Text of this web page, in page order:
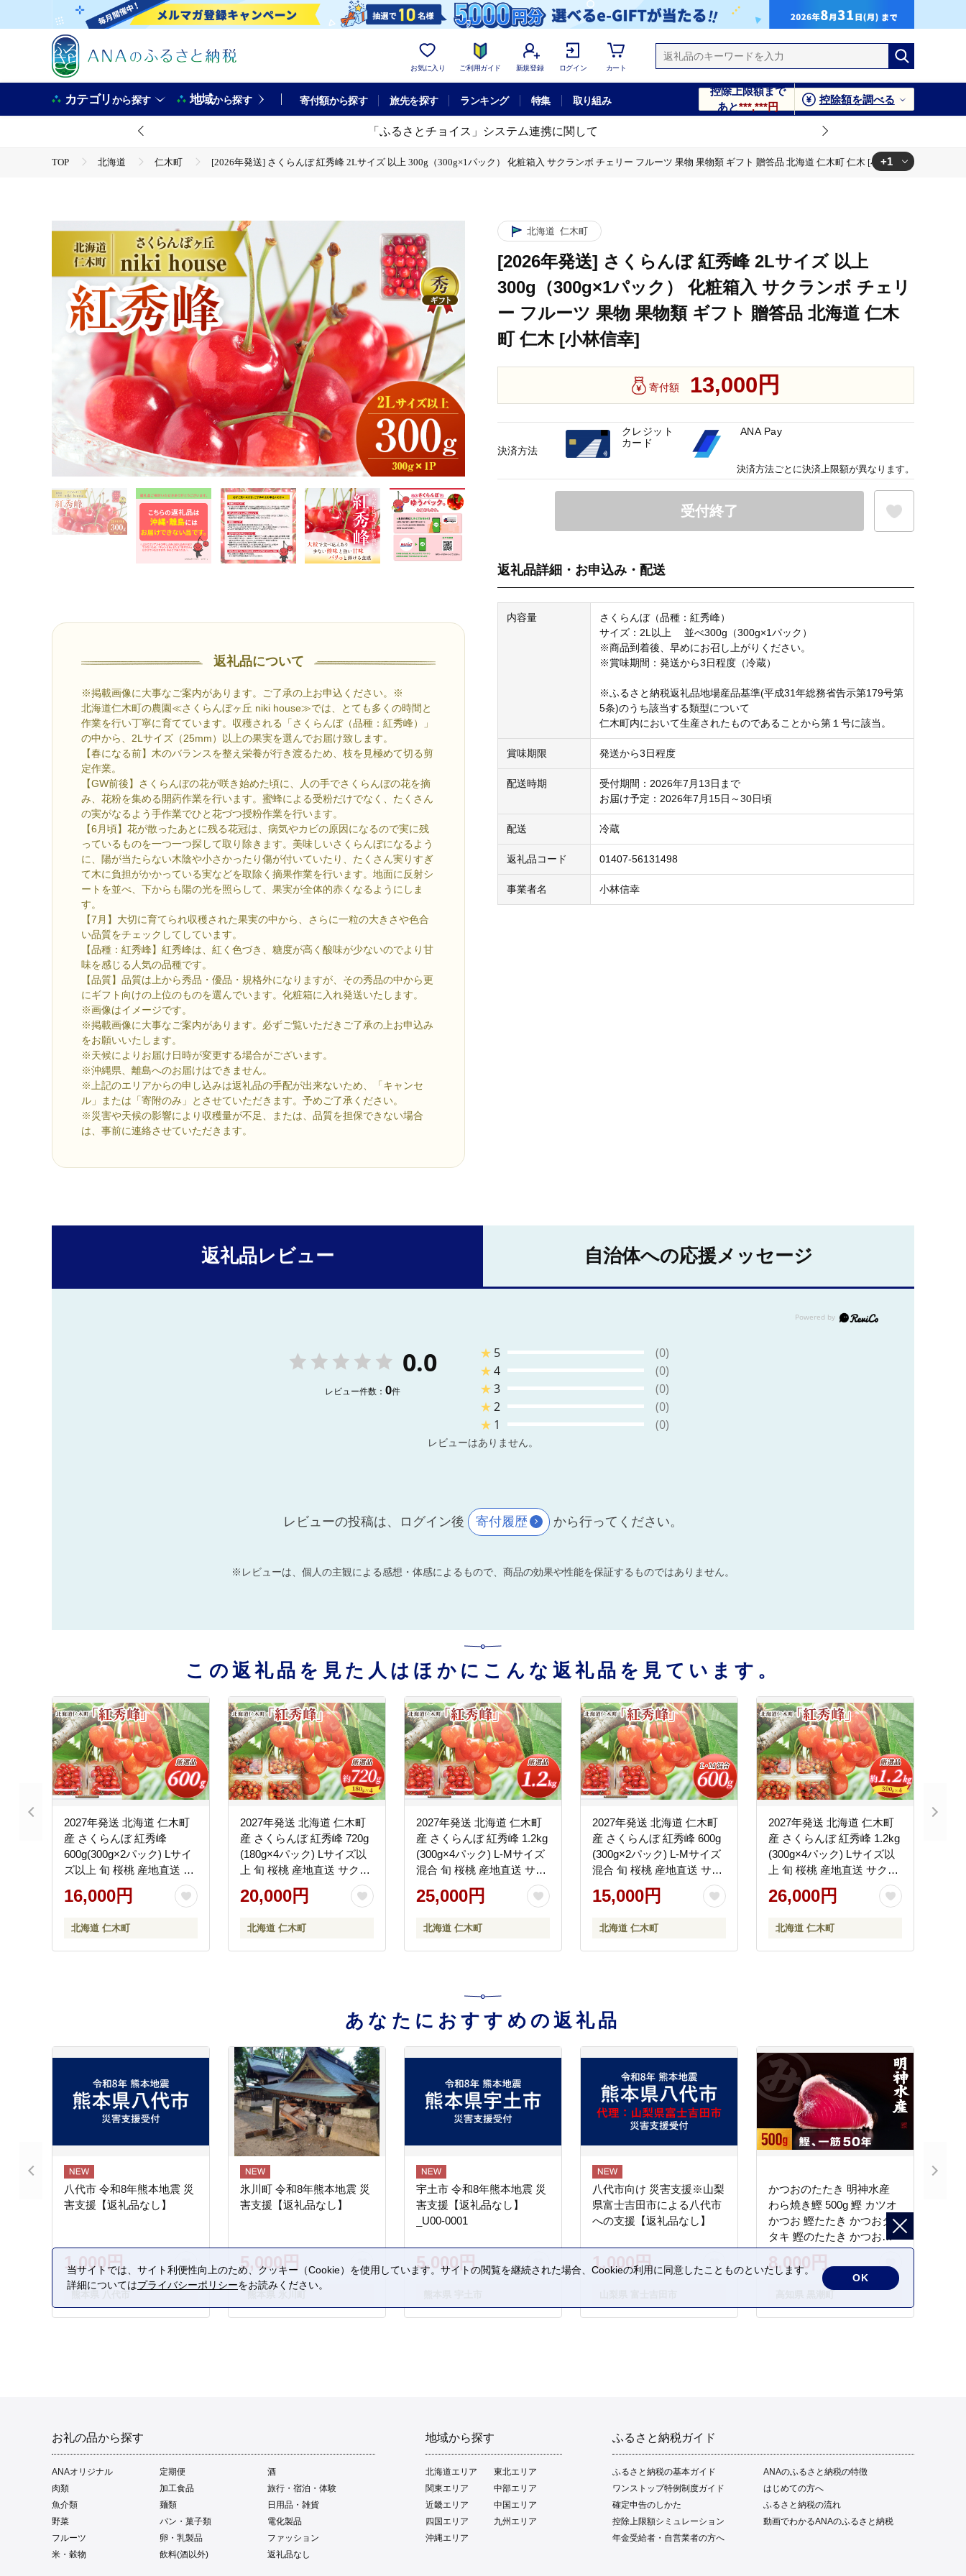
お気に入り ご利用ガイド 新規登録 ログイン カート
カテゴリから探す 地域から探す 寄付額から探す 旅先を探す ランキング 特集 取り組み
控除上限額まで
あと***,***円
控除額を調べる
「ふるさとチョイス」システム連携に関して
TOP 北海道 仁木町
[2026年発送] さくらんぼ 紅秀峰 2Lサイズ 以上 300g（300g×1パック） 化粧箱入 サクランボ チェリー フルーツ 果物 果物類 ギフト 贈答品 北海道 仁木町 仁木 [小林信幸]
+1
返礼品について
※掲載画像に大事なご案内があります。ご了承の上お申込ください。※
北海道仁木町の農園≪さくらんぼヶ丘 niki house≫では、とても多くの時間と
作業を行い丁寧に育てています。収穫される「さくらんぼ（品種：紅秀峰）」
の中から、2Lサイズ（25mm）以上の果実を選んでお届け致します。
【春になる前】木のバランスを整え栄養が行き渡るため、枝を見極めて切る剪
定作業。
【GW前後】さくらんぼの花が咲き始めた頃に、人の手でさくらんぼの花を摘
み、花粉を集める開葯作業を行います。蜜蜂による受粉だけでなく、たくさん
の実がなるよう手作業でひと花づつ授粉作業を行います。
【6月頃】花が散ったあとに残る花冠は、病気やカビの原因になるので実に残
っているものを一つ一つ探して取り除きます。美味しいさくらんぼになるよう
に、陽が当たらない木陰や小さかったり傷が付いていたり、たくさん実りすぎ
て木に負担がかかっている実などを取除く摘果作業を行います。地面に反射シ
ートを並べ、下からも陽の光を照らして、果実が全体的赤くなるようにしま
す。
【7月】大切に育てられ収穫された果実の中から、さらに一粒の大きさや色合
い品質をチェックしてしています。
【品種：紅秀峰】紅秀峰は、紅く色づき、糖度が高く酸味が少ないのでより甘
味を感じる人気の品種です。
【品質】品質は上から秀品・優品・規格外になりますが、その秀品の中から更
にギフト向けの上位のものを選んでいます。化粧箱に入れ発送いたします。
※画像はイメージです。
※掲載画像に大事なご案内があります。必ずご覧いただきご了承の上お申込み
をお願いいたします。
※天候によりお届け日時が変更する場合がございます。
※沖縄県、離島へのお届けはできません。
※上記のエリアからの申し込みは返礼品の手配が出来ないため、「キャンセ
ル」または「寄附のみ」とさせていただきます。予めご了承ください。
※災害や天候の影響により収穫量が不足、または、品質を担保できない場合
は、事前に連絡させていただきます。
北海道 仁木町
[2026年発送] さくらんぼ 紅秀峰 2Lサイズ 以上
300g（300g×1パック） 化粧箱入 サクランボ チェリ
ー フルーツ 果物 果物類 ギフト 贈答品 北海道 仁木
町 仁木 [小林信幸]
寄付額 13,000円
受付終了
返礼品詳細・お申込み・配送
内容量
さくらんぼ（品種：紅秀峰）
サイズ：2L以上 並べ300g（300g×1パック）
※商品到着後、早めにお召し上がりください。
※賞味期間：発送から3日程度（冷蔵）
※ふるさと納税返礼品地場産品基準(平成31年総務省告示第179号第
5条)のうち該当する類型について
仁木町内において生産されたものであることから第１号に該当。
賞味期限 発送から3日程度
配送時期
受付期間：2026年7月13日まで
お届け予定：2026年7月15日～30日頃
配送 冷蔵
返礼品コード 01407-56131498
事業者名 小林信幸
決済方法
クレジット
カード
ANA Pay
決済方法ごとに決済上限額が異なります。
返礼品レビュー 自治体への応援メッセージ
0.0
レビュー件数： 0件
★ 5
(0)
★4
(0)
★3
(0)
★2
(0)
★ 1 (0)
レビューはありません。
レビューの投稿は、ログイン後 寄付履歴 から行ってください。
※レビューは、個人の主観による感想・体感によるもので、商品の効果や性能を保証するものではありません。
この返礼品を見た人はほかにこんな返礼品を見ています。
2027年発送 北海道 仁木町
産 さくらんぼ 紅秀峰
600g(300g×2パック) Lサイ
ズ以上 旬 桜桃 産地直送 サ
クランボ チェリー フルー
ツ 果物 果物類 仁木町 仁木
16,000円
北海道 仁木町
2027年発送 北海道 仁木町
産 さくらんぼ 紅秀峰 720g
(180g×4パック) Lサイズ以
上 旬 桜桃 産地直送 サクラ
ンボ チェリー フルーツ 果
物 果物類 仁木町 仁木 [松山
20,000円
北海道 仁木町
2027年発送 北海道 仁木町
産 さくらんぼ 紅秀峰 1.2kg
(300g×4パック) L-Mサイズ
混合 旬 桜桃 産地直送 サク
ランボ チェリー フルーツ
果物 果物類 仁木町 仁木 [松
25,000円
北海道 仁木町
2027年発送 北海道 仁木町
産 さくらんぼ 紅秀峰 600g
(300g×2パック) L-Mサイズ
混合 旬 桜桃 産地直送 サク
ランボ チェリー フルーツ
果物 果物類 仁木町 仁木 [松
15,000円
北海道 仁木町
2027年発送 北海道 仁木町
産 さくらんぼ 紅秀峰 1.2kg
(300g×4パック) Lサイズ以
上 旬 桜桃 産地直送 サクラ
ンボ チェリー フルーツ 果
物 果物類 仁木町 仁木 [松山
26,000円
北海道 仁木町
あなたにおすすめの返礼品
八代市 令和8年熊本地震 災
害支援【返礼品なし】
1,000円
氷川町 令和8年熊本地震 災
害支援【返礼品なし】
5,000円
宇土市 令和8年熊本地震 災
害支援【返礼品なし】
_U00-0001
5,000円
八代市向け 災害支援※山梨
県富士吉田市による八代市
への支援【返礼品なし】
1,000円
かつおのたたき 明神水産
わら焼き鰹 500g 鰹 カツオ
かつお 鰹たたき かつおタ
タキ 鰹のたたき かつおの
タタキ 藁焼き わら焼き 魚
さかな 海鮮 刺身 お刺身 冷
凍 ご家庭用 グルメ 特産品
フト 贈答品 人気 返礼品 ふ
8,000円
お礼の品から探す
ANAオリジナル 定期便
酒
肉類
加工食品
旅行・宿泊・体験
魚介類
麺類
日用品・雑貨
野菜
パン・菓子類
電化製品
フルーツ
卵・乳製品
ファッション
米・穀物
飲料(酒以外) 返礼品なし
地域から探す
北海道エリア
東北エリア
関東エリア
中部エリア
近畿エリア
中国エリア
四国エリア
九州エリア
沖縄エリア
ふるさと納税ガイド
ふるさと納税の基本ガイド
ANAのふるさと納税の特徴
ワンストップ特例制度ガイド
はじめての方へ
確定申告のしかた
ふるさと納税の流れ
控除上限額シミュレーション
動画でわかるANAのふるさと納税
年金受給者・自営業者の方へ
当サイトでは、サイト利便性向上のため、クッキー（Cookie）を使用しています。サイトの閲覧を継続された場合、Cookieの利用に同意したことものといたします。
詳細についてはプライバシーポリシーをお読みください。
OK